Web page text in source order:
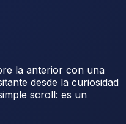
la anterior con una
desde la curiosidad
scroll: es un